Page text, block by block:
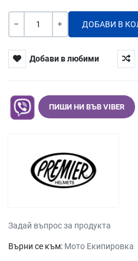
Количество
Добави в любими
ПИШИ НИ ВЪВ VIBER
Задай въпрос за продукта
Върни се към: Мото Екипировка